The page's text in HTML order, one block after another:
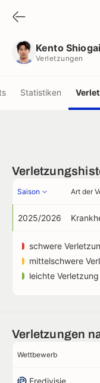
Kento Shiogai
Verletzungen
Statistiken
Saison Art der
2025/2026
schwere
mittelschwere
leichte Verletzung
Verletzungen
Wettbewerb
Eredivisie